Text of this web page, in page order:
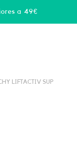
a 49€
LIFTACTIV SUP